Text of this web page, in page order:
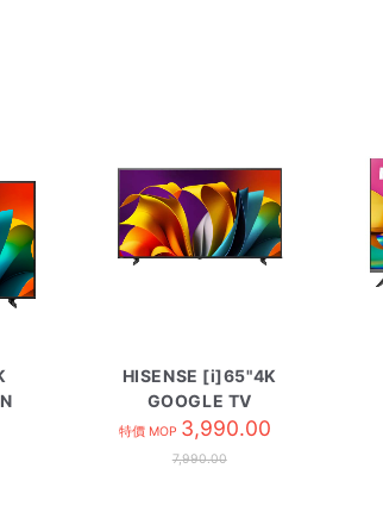
HISENSE [i]65"4K
GOOGLE TV
HK65A6N
特價 MOP 3,990.00
7,990.00